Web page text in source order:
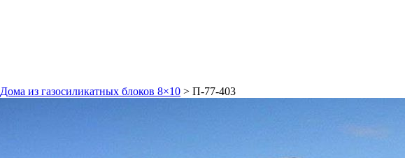
Дома из газосиликатных блоков 8×10 > П-77-403